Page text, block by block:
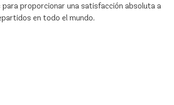
para proporcionar una satisfacción absoluta a
en todo el mundo.